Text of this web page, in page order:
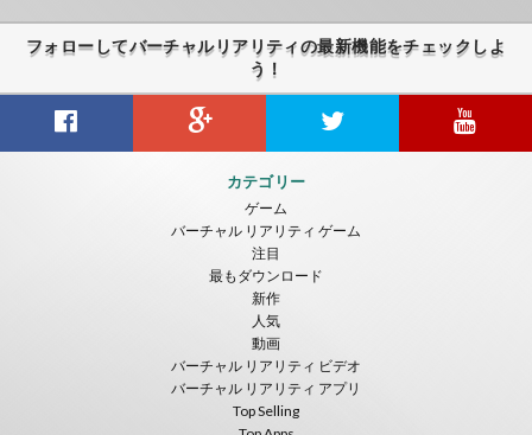
フォローしてバーチャルリアリティの最新機能をチェックしよ
う！
カテゴリー
ゲーム
バーチャル リアリティ ゲーム
注目
最もダウンロード
新作
人気
動画
バーチャル リアリティ ビデオ
バーチャル リアリティ アプリ
Top Selling